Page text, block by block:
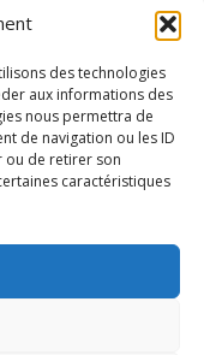
des technologies
aux informations des
nous permettra de
de navigation ou les ID
ou de retirer son
caractéristiques
OK